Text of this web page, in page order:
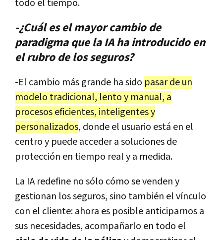
todo el tiempo.
-¿Cuál es el mayor cambio de
paradigma que la IA ha introducido en
el rubro de los seguros?
-El cambio más grande ha sido pasar de un
modelo tradicional, lento y manual, a
procesos eficientes, inteligentes y
personalizados, donde el usuario está en el
centro y puede acceder a soluciones de
protección en tiempo real y a medida.
La IA redefine no sólo cómo se venden y
gestionan los seguros, sino también el vínculo
con el cliente: ahora es posible anticiparnos a
sus necesidades, acompañarlo en todo el